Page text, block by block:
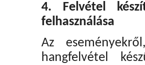
4. Felvétel
felhasználása
Az
hangfelvétel